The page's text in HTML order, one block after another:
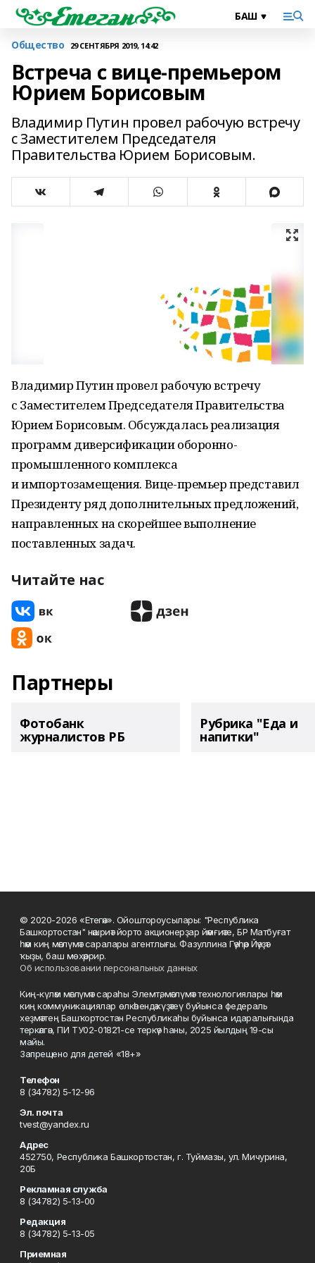
Общество 29 СЕНТЯБРЯ 2019, 14:42
Встреча с вице-премьером
Юрием Борисовым
Владимир Путин провел рабочую встречу
с Заместителем Председателя
Правительства Юрием Борисовым.
Владимир Путин провел рабочую встречу
с Заместителем Председателя Правительства
Юрием Борисовым. Обсуждалась реализация
программ диверсификации оборонно-
промышленного комплекса
и импортозамещения. Вице-премьер представил
Президенту ряд дополнительных предложений,
направленных на скорейшее выполнение
поставленных задач.
Читайте нас
Партнеры
Фотобанк
журналистов РБ
Рубрика "Еда и
напитки"
© 2020-2026 «Етегән». Ойоштороусылары: "Республика
Башкортостан" нәшриәт йорто акционерҙар йәмғиәте, БР Матбуғат
һәм киң мәғлүмәт саралары агентлығы. Фазуллина Гәүһәр Йәүҙәт
ҡыҙы, баш мөхәррир.
Об использовании персональных данных
Киң-күләм мәғлүмәт сараһы Элемтә, мәғлүмәт технологиялары һәм
киң коммуникациялар өлкәһендә күҙәтеү буйынса федераль
хеҙмәттең Башҡортостан Республикаһы буйынса идаралығында
теркәлгән, ПИ ТУ02-01821-се теркәү һаны, 2025 йылдың 19-сы
майы.
Запрещено для детей «18+»
Телефон
8 (34782) 5-12-96
Эл. почта
tvest@yandex.ru
Адрес
452750, Республика Башкортостан, г. Туймазы, ул. Мичурина,
20Б
Рекламная служба
8 (34782) 5-13-00
Редакция
8 (34782) 5-13-05
Приемная